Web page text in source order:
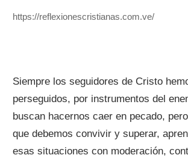
https://reflexionescristianas.com.ve/
Siempre los seguidores de Cristo
perseguidos, por instrumentos del
buscan hacernos caer en pecado,
que debemos convivir y superar,
esas situaciones con moderación,